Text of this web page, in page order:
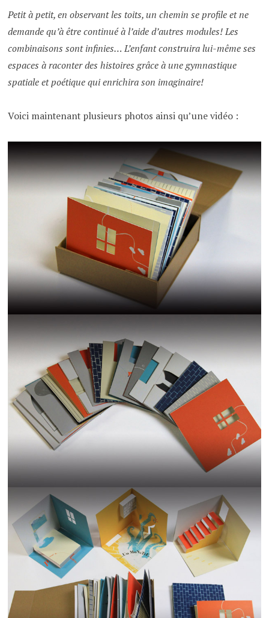
Petit à petit, en observant les toits, un chemin se profile et ne
demande qu’à être continué à l’aide d’autres modules! Les
combinaisons sont infinies… L’enfant construira lui-même ses
espaces à raconter des histoires grâce à une gymnastique
spatiale et poétique qui enrichira son imaginaire!
Voici maintenant plusieurs photos ainsi qu’une vidéo :